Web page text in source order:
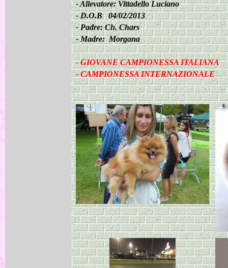
-Allevatore: Vittadello Luciano
-D.O.B 04/02/2013
-Padre: Ch. Chars
-Madre: Morgana
-GIOVANE CAMPIONESSA ITALIANA
-CAMPIONESSA INTERNAZIONALE